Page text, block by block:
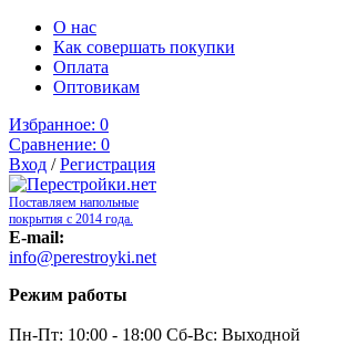
О нас
Как совершать покупки
Оплата
Оптовикам
Избранное: 0
Сравнение: 0
Вход /Регистрация
Поставляем напольные
покрытия с 2014 года.
E-mail:
info@perestroyki.net
Режим работы
Пн-Пт: 10:00 - 18:00 Сб-Вс: Выходной